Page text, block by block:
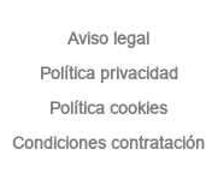
Aviso legal
Política privacidad
Política cookies
Condiciones contratación